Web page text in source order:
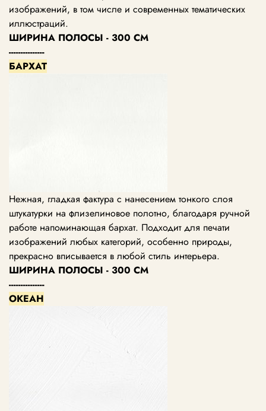
изображений, в том числе и современных тематических
иллюстраций.
ШИРИНА ПОЛОСЫ - 300 СМ
---------------
БАРХАТ
Нежная, гладкая фактура с нанесением тонкого слоя
штукатурки на флизелиновое полотно, благодаря ручной
работе напоминающая бархат. Подходит для печати
изображений любых категорий, особенно природы,
прекрасно вписывается в любой стиль интерьера.
ШИРИНА ПОЛОСЫ - 300 СМ
---------------
ОКЕАН